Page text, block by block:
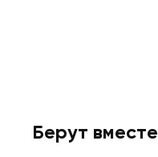
Берут вместе